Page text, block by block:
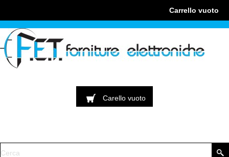
Carrello vuoto
Carello vuoto